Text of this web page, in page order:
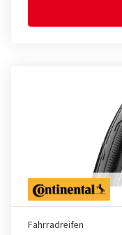
Fahrradreifen